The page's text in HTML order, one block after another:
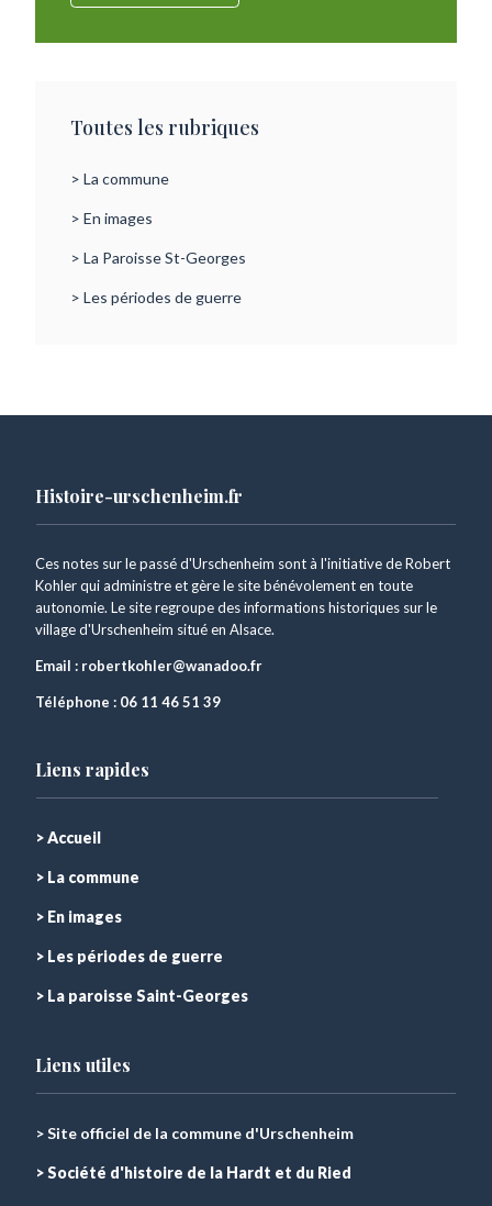
Toutes les rubriques
> La commune
> En images
> La Paroisse St-Georges
> Les périodes de guerre
Histoire-urschenheim.fr
Ces notes sur le passé d'Urschenheim sont à l'initiative de Robert
Kohler qui administre et gère le site bénévolement en toute
autonomie. Le site regroupe des informations historiques sur le
village d'Urschenheim situé en Alsace.
Email : robertkohler@wanadoo.fr
Téléphone : 06 11 46 51 39
Liens rapides
> Accueil
> La commune
> En images
> Les périodes de guerre
> La paroisse Saint-Georges
Liens utiles
> Site officiel de la commune d'Urschenheim
> Société d'histoire de la Hardt et du Ried